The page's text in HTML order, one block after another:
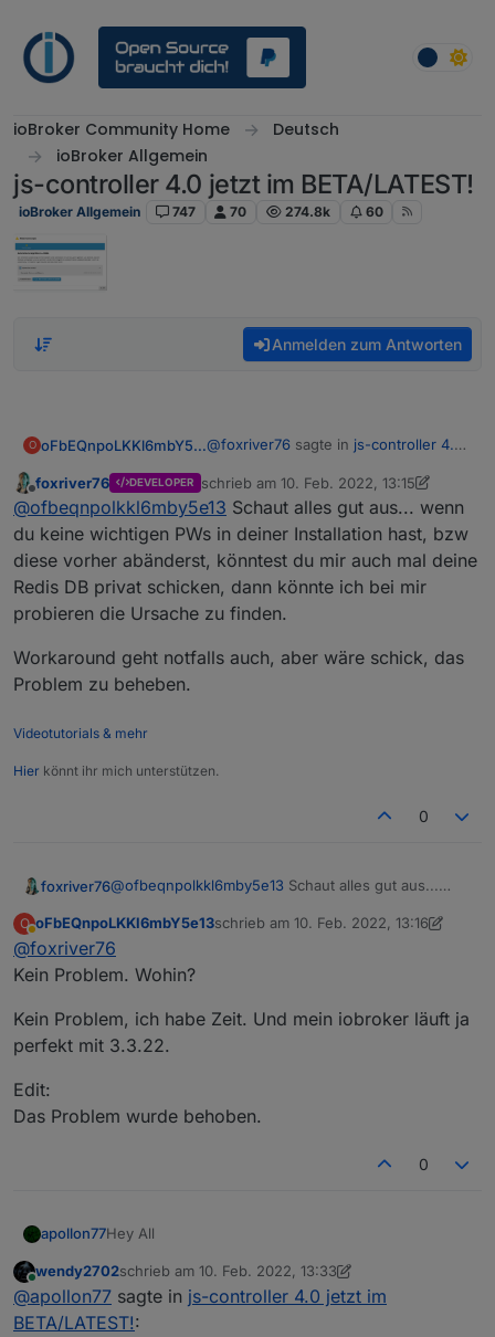
ioBroker Community Home
Deutsch
ioBroker Allgemein
js-controller 4.0 jetzt im BETA/LATEST!
ioBroker Allgemein 747 70 274.8k 60
Anmelden zum Antworten
O oFbEQnpoLKKl6mbY5e13@foxriver76 sagte in js-controller 4.0
iob object get
system.host.iobroker
# iob object get
Offline
foxriver76 DEVELOPER schrieb am 10. Feb. 2022, 13:15
zuletzt editiert von foxriver762. Okt. 2022,
@ofbeqnpolkkl6mby5e13 Schaut alles gut aus... wenn
du keine wichtigen PWs in deiner Installation hast, bzw
diese vorher abänderst, könntest du mir auch mal deine
Redis DB privat schicken, dann könnte ich bei mir
probieren die Ursache zu finden.
Workaround geht notfalls auch, aber wäre schick, das
Problem zu beheben.
Videotutorials & mehr
Hier könnt ihr mich unterstützen.
0
foxriver76@ofbeqnpolkkl6mby5e13 Schaut alles gut aus...
hast, bzw diese vorher abänderst, könntest du mir
auch mal deine Redis DB privat schicken, dann
könnte ich bei mir probieren die Ursache zu finden.
Workaround geht notfalls auch, aber wäre schick,
das Problem zu beheben.
O
Abwesend
oFbEQnpoLKKl6mbY5e13schrieb am 10. Feb. 2022, 13:16
zuletzt editiert von
@foxriver76
Kein Problem. Wohin?
Kein Problem, ich habe Zeit. Und mein iobroker läuft ja
perfekt mit 3.3.22.
Edit:
Das Problem wurde behoben.
0
apollon77Hey All
die 4.0.7 ist auf dem Weg mit einem kleinen Fix
nochmal wegen der Paketmanager-Erkennung
Online
wendy2702schrieb am 10. Feb. 2022, 13:33
zuletzt editiert von wendy27022. Okt. 2022, 14:35
@apollon77 sagte in js-controller 4.0 jetzt im
BETA/LATEST!: